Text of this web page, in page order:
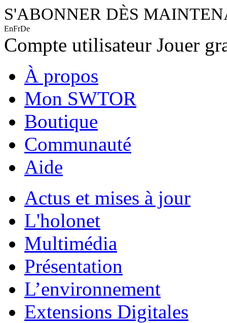
S'ABONNER DÈS
EnFrDe
Compte utilisateur Jouer
À propos
Mon SWTOR
Boutique
Communauté
Aide
Actus et mises à jour
L'holonet
Multimédia
Présentation
L’environnement
Extensions Digitales